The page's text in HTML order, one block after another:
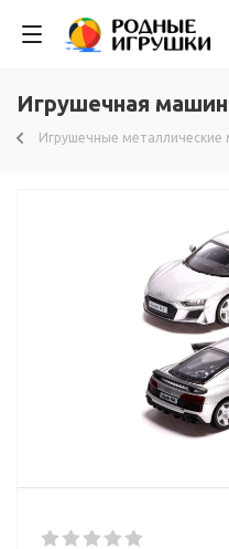
Игрушечная
Игрушечные